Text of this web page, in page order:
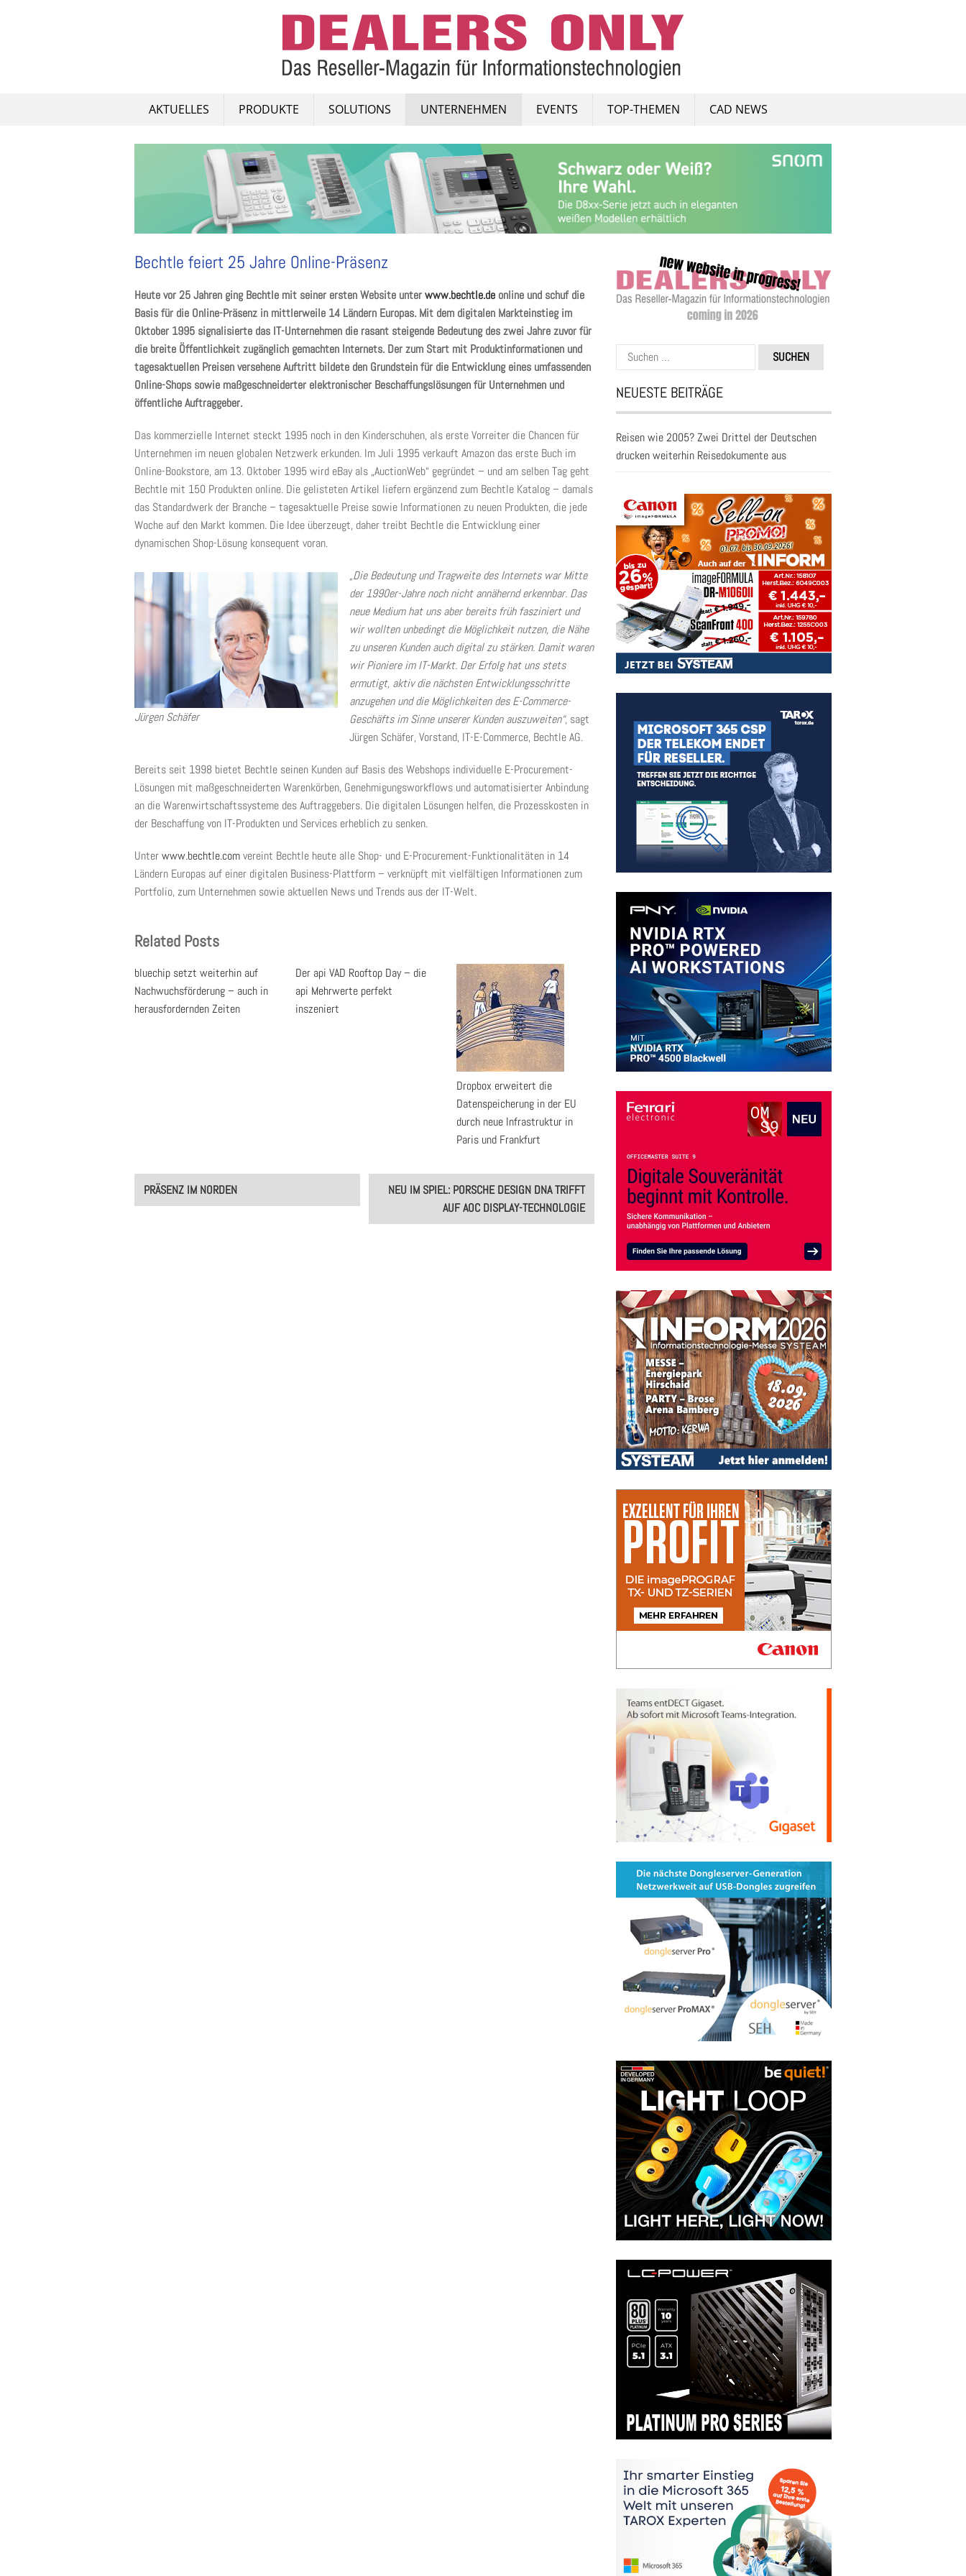
AKTUELLES PRODUKTE SOLUTIONS UNTERNEHMEN EVENTS TOP-THEMEN CAD NEWS
Bechtle feiert 25 Jahre Online-Präsenz
Heute vor 25 Jahren ging Bechtle mit seiner ersten Website unterwww.bechtle.de online und schuf die
Basis für die Online-Präsenz in mittlerweile 14 Ländern Europas. Mit dem digitalen Markteinstieg im
Oktober 1995 signalisierte das IT-Unternehmen die rasant steigende Bedeutung des zwei Jahre zuvor für
die breite Öffentlichkeit zugänglich gemachten Internets. Der zum Start mit Produktinformationen und
tagesaktuellen Preisen versehene Auftritt bildete den Grundstein für die Entwicklung eines umfassenden
Online-Shops sowie maßgeschneiderter elektronischer Beschaffungslösungen für Unternehmen und
öffentliche Auftraggeber.
Das kommerzielle Internet steckt 1995 noch in den Kinderschuhen, als erste Vorreiter die Chancen für
Unternehmen im neuen globalen Netzwerk erkunden. Im Juli 1995 verkauft Amazon das erste Buch im
Online-Bookstore, am 13. Oktober 1995 wird eBay als „AuctionWeb“ gegründet – und am selben Tag geht
Bechtle mit 150 Produkten online. Die gelisteten Artikel liefern ergänzend zum Bechtle Katalog – damals
das Standardwerk der Branche – tagesaktuelle Preise sowie Informationen zu neuen Produkten, die jede
Woche auf den Markt kommen. Die Idee überzeugt, daher treibt Bechtle die Entwicklung einer
dynamischen Shop-Lösung konsequent voran.
Jürgen Schäfer
„Die Bedeutung und Tragweite des Internets war Mitte
der 1990er-Jahre noch nicht annähernd erkennbar. Das
neue Medium hat uns aber bereits früh fasziniert und
wir wollten unbedingt die Möglichkeit nutzen, die Nähe
zu unseren Kunden auch digital zu stärken. Damit waren
wir Pioniere im IT-Markt. Der Erfolg hat uns stets
ermutigt, aktiv die nächsten Entwicklungsschritte
anzugehen und die Möglichkeiten des E-Commerce-
Geschäfts im Sinne unserer Kunden auszuweiten“, sagt
Jürgen Schäfer, Vorstand, IT-E-Commerce, Bechtle AG.
Bereits seit 1998 bietet Bechtle seinen Kunden auf Basis des Webshops individuelle E-Procurement-
Lösungen mit maßgeschneiderten Warenkörben, Genehmigungsworkflows und automatisierter Anbindung
an die Warenwirtschaftssysteme des Auftraggebers. Die digitalen Lösungen helfen, die Prozesskosten in
der Beschaffung von IT-Produkten und Services erheblich zu senken.
Unterwww.bechtle.comvereint Bechtle heute alle Shop- und E-Procurement-Funktionalitäten in 14
Ländern Europas auf einer digitalen Business-Plattform – verknüpft mit vielfältigen Informationen zum
Portfolio, zum Unternehmen sowie aktuellen News und Trends aus der IT-Welt.
Related Posts
bluechip setzt weiterhin auf
Nachwuchsförderung – auch in
herausfordernden Zeiten
Der api VAD Rooftop Day – die
api Mehrwerte perfekt
inszeniert
Dropbox erweitert die
Datenspeicherung in der EU
durch neue Infrastruktur in
Paris und Frankfurt
Post
navigation
PRÄSENZ IM NORDEN
NEU IM SPIEL: PORSCHE DESIGN DNA TRIFFT
AUF AOC DISPLAY-TECHNOLOGIE
Suchen
nach:
NEUESTE BEITRÄGE
Reisen wie 2005? Zwei Drittel der Deutschen
drucken weiterhin Reisedokumente aus